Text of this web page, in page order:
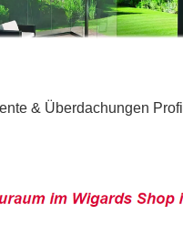
& Überdachungen Profi